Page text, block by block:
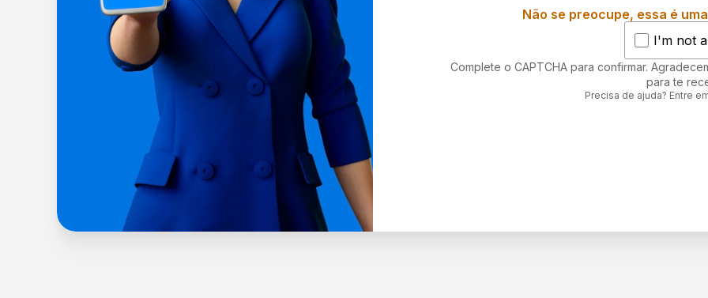
Não se preocupe, essa é
I'm not
Complete o CAPTCHA para confirmar.
para te
Precisa de ajuda? Entre